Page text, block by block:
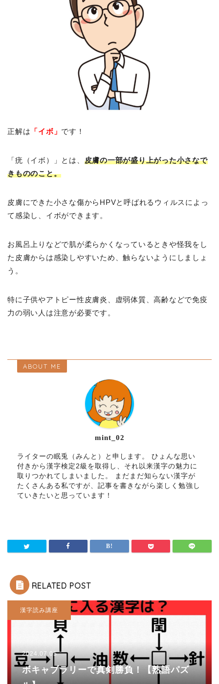
正解は 「イボ」 です！
「疣（イボ）」とは、 皮膚の一部が盛り上がった小さなで
きもののこと。
皮膚にできた小さな傷からHPVと呼ばれるウィルスによっ
て感染し、イボができます。
お風呂上りなどで肌が柔らかくなっているときや怪我をし
た皮膚からは感染しやすいため、触らないようにしましょ
う。
特に子供やアトピー性皮膚炎、虚弱体質、高齢などで免疫
力の弱い人は注意が必要です。
ABOUT ME
mint_02
ライターの眠兎（みんと）と申します。 ひょんな思い
付きから漢字検定2級を取得し、それ以来漢字の魅力に
取りつかれてしまいました。 まだまだ知らない漢字が
たくさんある私ですが、記事を書きながら楽しく勉強し
ていきたいと思っています！
RELATED POST
漢字読み講座
2024.07.05
ボキャブラリーで真剣勝負！【熟語パズ